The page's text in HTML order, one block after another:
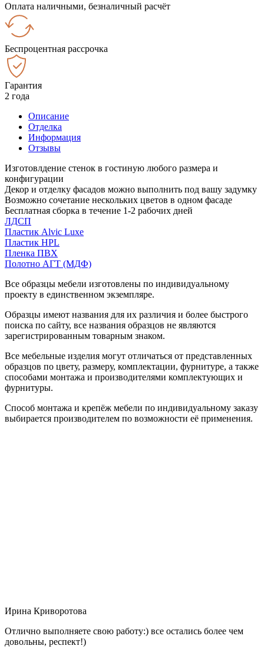
Оплата наличными, безналичный расчёт
Беспроцентная рассрочка
Гарантия
2 года
Описание
Отделка
Информация
Отзывы
Изготовлдение стенок в гостиную любого размера и
конфигурации
Декор и отделку фасадов можно выполнить под вашу задумку
Возможно сочетание нескольких цветов в одном фасаде
Бесплатная сборка в течение 1-2 рабочих дней
ЛДСП
Пластик Alvic Luxe
Пластик HPL
Пленка ПВХ
Полотно АГТ (МДФ)
Все образцы мебели изготовлены по индивидуальному
проекту в единственном экземпляре.
Образцы имеют названия для их различия и более быстрого
поиска по сайту, все названия образцов не являются
зарегистрированным товарным знаком.
Все мебельные изделия могут отличаться от представленных
образцов по цвету, размеру, комплектации, фурнитуре, а также
способами монтажа и производителями комплектующих и
фурнитуры.
Способ монтажа и крепёж мебели по индивидуальному заказу
выбирается производителем по возможности её применения.
Ирина Криворотова
Отлично выполняете свою работу:) все остались более чем
довольны, респект!)